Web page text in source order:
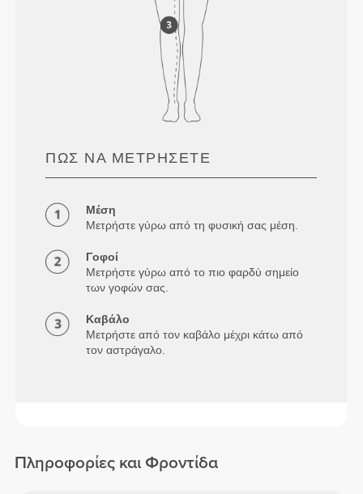
ΠΏΣ ΝΑ ΜΕΤΡΉΣΕΤΕ
Μέση
Μετρήστε γύρω από τη φυσική σας μέση.
Γοφοί
Μετρήστε γύρω από το πιο φαρδύ σημείο
των γοφών σας.
Καβάλο
Μετρήστε από τον καβάλο μέχρι κάτω από
τον αστράγαλο.
Πληροφορίες και Φροντίδα